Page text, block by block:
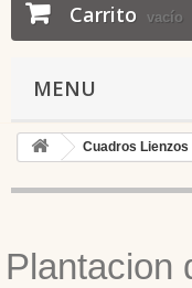
Carrito vacío
MENU
Cuadros Lienzos
Plantacion